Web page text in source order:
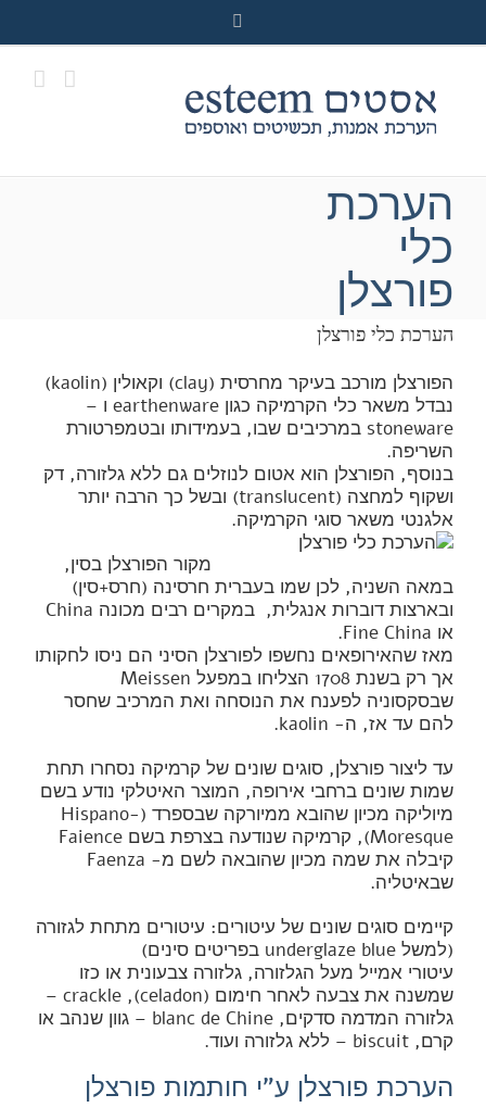
הערכת
כלי
פורצלן
הערכת כלי פורצלן
הפורצלן מורכב בעיקר מחרסית (clay) וקאולין (kaolin)
נבדל משאר כלי הקרמיקה כגון earthenware ו –
stoneware במרכיבים שבו, בעמידותו ובטמפרטורת
השריפה.
בנוסף, הפורצלן הוא אטום לנוזלים גם ללא גלזורה, דק
ושקוף למחצה (translucent) ובשל כך הרבה יותר
אלגנטי משאר סוגי הקרמיקה.
מקור הפורצלן בסין,
במאה השניה, לכן שמו בעברית חרסינה (חרס+סין)
ובארצות דוברות אנגלית, במקרים רבים מכונה China
או Fine China.
מאז שהאירופאים נחשפו לפורצלן הסיני הם ניסו לחקותו
אך רק בשנת 1708 הצליחו במפעל Meissen
שבסקסוניה לפענח את הנוסחה ואת המרכיב שחסר
להם עד אז, ה- kaolin.
עד ליצור פורצלן, סוגים שונים של קרמיקה נסחרו תחת
שמות שונים ברחבי אירופה, המוצר האיטלקי נודע בשם
מיוליקה מכיון שהובא ממיורקה שבספרד (Hispano-
Moresque), קרמיקה שנודעה בצרפת בשם Faience
קיבלה את שמה מכיון שהובאה לשם מ- Faenza
שבאיטליה.
קיימים סוגים שונים של עיטורים: עיטורים מתחת לגזורה
(למשל underglaze blue בפריטים סינים)
עיטורי אמייל מעל הגלזורה, גלזורה צבעונית או כזו
שמשנה את צבעה לאחר חימום (celadon), crackle –
גלזורה המדמה סדקים, blanc de Chine – גוון שנהב או
קרם, biscuit – ללא גלזורה ועוד.
הערכת פורצלן ע"י חותמות פורצלן